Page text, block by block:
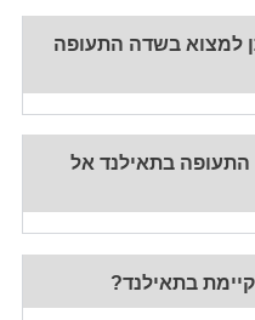
למצוא בשדה התעופה
בתאילנד אל
בתאילנד?